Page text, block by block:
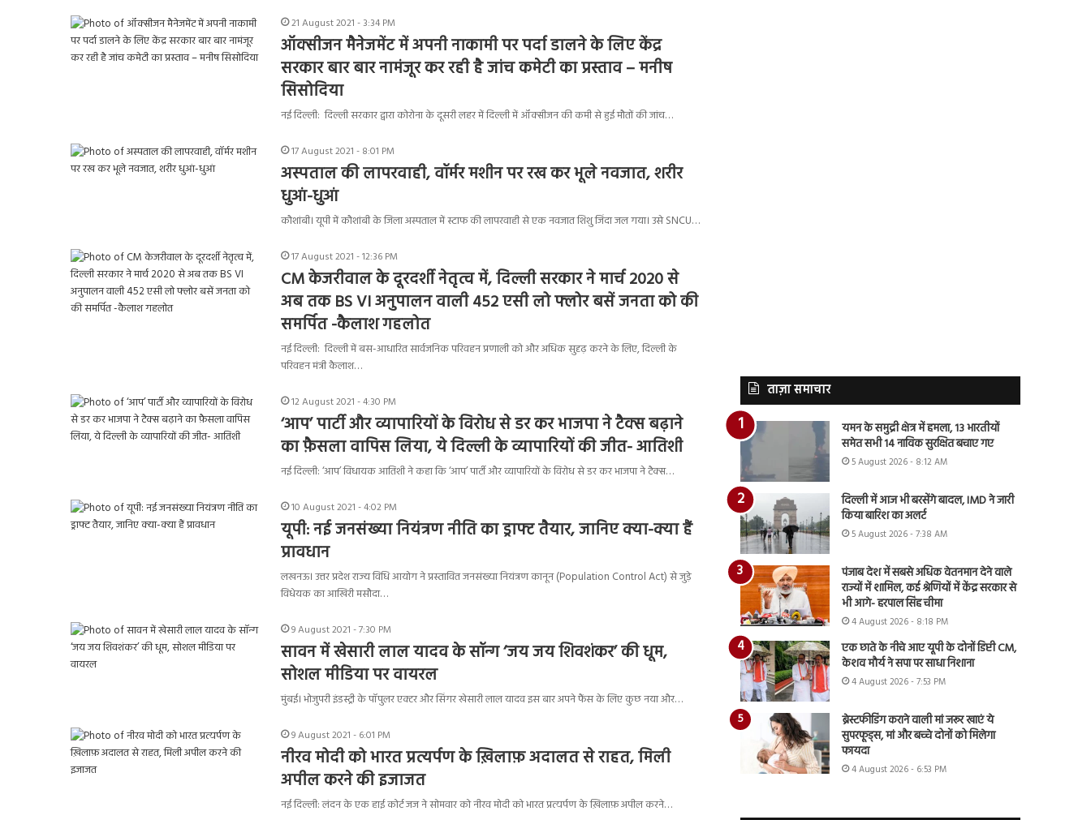
21 August 2021 - 3:34 PM
ऑक्सीजन मैनेजमेंट में अपनी नाकामी पर पर्दा डालने के लिए केंद्र
सरकार बार बार नामंजूर कर रही है जांच कमेटी का प्रस्ताव – मनीष
सिसोदिया
नई दिल्ली: दिल्ली सरकार द्वारा कोरोना के दूसरी लहर में दिल्ली में ऑक्सीजन की कमी से हुई मौतों की जांच…
17 August 2021 - 8:01 PM
अस्पताल की लापरवाही, वॉर्मर मशीन पर रख कर भूले नवजात, शरीर
धुआं-धुआं
कौशांबी। यूपी में कौशांबी के जिला अस्पताल में स्टाफ की लापरवाही से एक नवजात शिशु जिंदा जल गया। उसे SNCU…
17 August 2021 - 12:36 PM
CM केजरीवाल के दूरदर्शी नेतृत्व में, दिल्ली सरकार ने मार्च 2020 से
अब तक BS VI अनुपालन वाली 452 एसी लो फ्लोर बसें जनता को की
समर्पित -कैलाश गहलोत
नई दिल्ली: दिल्ली में बस-आधारित सार्वजनिक परिवहन प्रणाली को और अधिक सुदृढ़ करने के लिए, दिल्ली के
परिवहन मंत्री कैलाश…
12 August 2021 - 4:30 PM
‘आप’ पार्टी और व्यापारियों के विरोध से डर कर भाजपा ने टैक्स बढ़ाने
का फ़ैसला वापिस लिया, ये दिल्ली के व्यापारियों की जीत- आतिशी
नई दिल्ली: ‘आप’ विधायक आतिशी ने कहा कि ‘आप’ पार्टी और व्यापारियों के विरोध से डर कर भाजपा ने टैक्स…
10 August 2021 - 4:02 PM
यूपी: नई जनसंख्या नियंत्रण नीति का ड्राफ्ट तैयार, जानिए क्या-क्या हैं
प्रावधान
लखनऊ। उत्तर प्रदेश राज्य विधि आयोग ने प्रस्तावित जनसंख्या नियंत्रण कानून (Population Control Act) से जुड़े
विधेयक का आखिरी मसौदा…
9 August 2021 - 7:30 PM
सावन में खेसारी लाल यादव के सॉन्ग ‘जय जय शिवशंकर’ की धूम,
सोशल मीडिया पर वायरल
मुंबई। भोजुपरी इंडस्ट्री के पॉपुलर एक्टर और सिंगर खेसारी लाल यादव इस बार अपने फैंस के लिए कुछ नया और…
9 August 2021 - 6:01 PM
नीरव मोदी को भारत प्रत्यर्पण के ख़िलाफ़ अदालत से राहत, मिली
अपील करने की इजाजत
नई दिल्ली: लंदन के एक हाई कोर्ट जज ने सोमवार को नीरव मोदी को भारत प्रत्यर्पण के ख़िलाफ़ अपील करने…
ताज़ा समाचार
यमन के समुद्री क्षेत्र में हमला, 13 भारतीयों
समेत सभी 14 नाविक सुरक्षित बचाए गए
5 August 2026 - 8:12 AM
दिल्ली में आज भी बरसेंगे बादल, IMD ने जारी
किया बारिश का अलर्ट
5 August 2026 - 7:38 AM
पंजाब देश में सबसे अधिक वेतनमान देने वाले
राज्यों में शामिल, कई श्रेणियों में केंद्र सरकार से
भी आगे- हरपाल सिंह चीमा
4 August 2026 - 8:18 PM
एक छाते के नीचे आए यूपी के दोनों डिप्टी CM,
केशव मौर्य ने सपा पर साधा निशाना
4 August 2026 - 7:53 PM
ब्रेस्टफीडिंग कराने वाली मां जरूर खाएं ये
सुपरफूड्स, मां और बच्चे दोनों को मिलेगा
फायदा
4 August 2026 - 6:53 PM